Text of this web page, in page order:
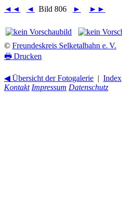
◄◄ ◄ Bild 806 ► ►►
© Freundeskreis Selketalbahn e. V.
🖶 Drucken
◀ Übersicht der Fotogalerie | Index
Kontakt Impressum Datenschutz